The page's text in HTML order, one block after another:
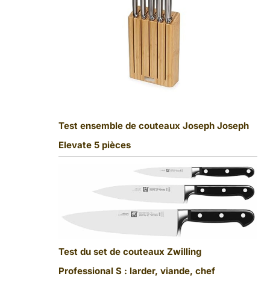
Test ensemble de couteaux Joseph Joseph
Elevate 5 pièces
Test du set de couteaux Zwilling
Professional S : larder, viande, chef